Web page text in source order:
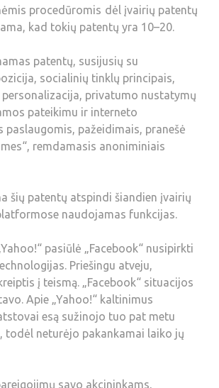
procedūromis dėl įvairių patentų
kad tokių patentų yra 10–20.
patentų, susijusių su
socialinių tinklų principais,
privatumo nustatymų
pateikimu ir interneto
paslaugomis, pažeidimais, pranešė
remdamasis anoniminiais
šių patentų atspindi šiandien įvairių
naudojamas funkcijas.
pasiūlė „Facebook“ nusipirkti
Priešingu atveju,
į teismą. „Facebook“ situacijos
Apie „Yahoo!“ kaltinimus
esą sužinojo tuo pat metu
todėl neturėjo pakankamai laiko jų
savo akcininkams,